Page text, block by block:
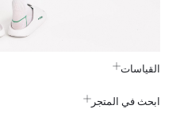
القياسات
ابحث في المتجر